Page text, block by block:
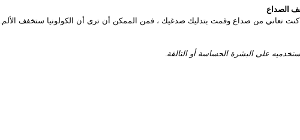
الصداع
كنت تعاني من صداع وقمت بتدليك صدغيك ، فمن الممكن أن ترى أن الكولونيا ستخفف الألم.
على البشرة الحساسة أو التالفة.